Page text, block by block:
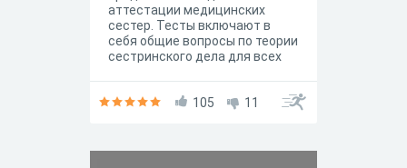
аттестации медицинских
сестер. Тесты включают в
себя общие вопросы по теории
сестринского дела для всех
105
11